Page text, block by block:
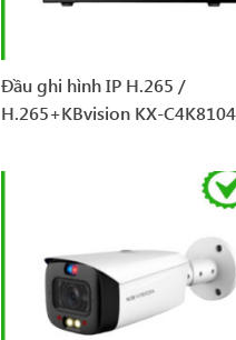
Đầu ghi hình IP H.265 /
H.265+KBvision KX-